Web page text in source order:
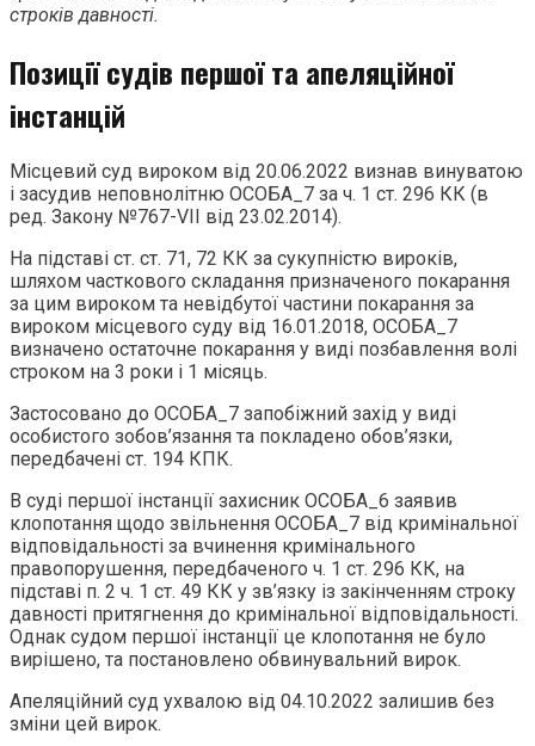
строків давності.
Позиції судів першої та апеляційної
інстанцій
Місцевий суд вироком від 20.06.2022 визнав винуватою
і засудив неповнолітню ОСОБА_7 за ч. 1 ст. 296 КК (в
ред. Закону №767-VII від 23.02.2014).
На підставі ст. ст. 71, 72 КК за сукупністю вироків,
шляхом часткового складання призначеного покарання
за цим вироком та невідбутої частини покарання за
вироком місцевого суду від 16.01.2018, ОСОБА_7
визначено остаточне покарання у виді позбавлення волі
строком на 3 роки і 1 місяць.
Застосовано до ОСОБА_7 запобіжний захід у виді
особистого зобов’язання та покладено обов’язки,
передбачені ст. 194 КПК.
В суді першої інстанції захисник ОСОБА_6 заявив
клопотання щодо звільнення ОСОБА_7 від кримінальної
відповідальності за вчинення кримінального
правопорушення, передбаченого ч. 1 ст. 296 КК, на
підставі п. 2 ч. 1 ст. 49 КК у зв’язку із закінченням строку
давності притягнення до кримінальної відповідальності.
Однак судом першої інстанції це клопотання не було
вирішено, та постановлено обвинувальний вирок.
Апеляційний суд ухвалою від 04.10.2022 залишив без
зміни цей вирок.